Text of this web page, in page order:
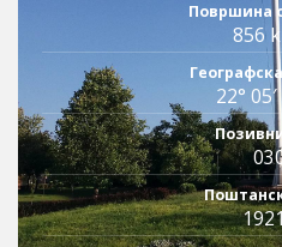
Површина
856
22°